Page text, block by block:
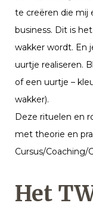
te creëren die mij
business. Dit is
wakker wordt. En
uurtje realiseren.
of een uurtje –
wakker).
Deze rituelen en
met theorie en
Cursus/Coaching/
Het